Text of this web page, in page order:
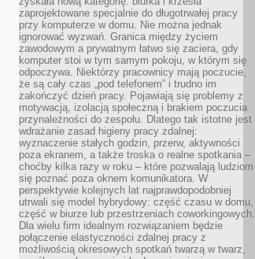
zaprojektowane specjalnie do długotrwałej pracy
przy komputerze w domu. Nie można jednak
ignorować wyzwań. Granica między życiem
zawodowym a prywatnym łatwo się zaciera, gdy
komputer stoi w tym samym pokoju, w którym się
odpoczywa. Niektórzy pracownicy mają poczucie,
że są cały czas „pod telefonem” i trudno im
zakończyć dzień pracy. Pojawiają się problemy z
motywacją, izolacją społeczną i brakiem poczucia
przynależności do zespołu. Dlatego tak istotne jest
wdrażanie zasad higieny pracy zdalnej:
wyznaczenie stałych godzin, przerw, aktywności
poza ekranem, a także troska o realne spotkania –
choćby kilka razy w roku – które pozwalają ludziom
się poznać poza oknem komunikatora. W
perspektywie kolejnych lat najprawdopodobniej
utrwali się model hybrydowy: część czasu w domu,
część w biurze lub przestrzeniach coworkingowych.
Dla wielu firm idealnym rozwiązaniem będzie
połączenie elastyczności zdalnej pracy z
możliwością okresowych spotkań twarzą w twarz,